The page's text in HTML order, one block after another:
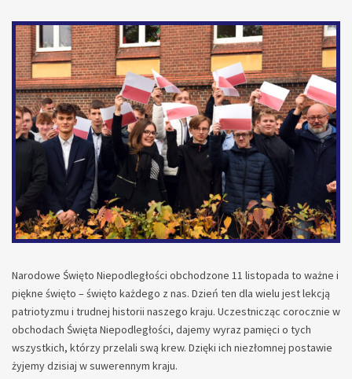
Narodowe Święto Niepodległości obchodzone 11 listopada to ważne i
piękne święto – święto każdego z nas. Dzień ten dla wielu jest lekcją
patriotyzmu i trudnej historii naszego kraju. Uczestnicząc corocznie w
obchodach Święta Niepodległości, dajemy wyraz pamięci o tych
wszystkich, którzy przelali swą krew. Dzięki ich niezłomnej postawie
żyjemy dzisiaj w suwerennym kraju.